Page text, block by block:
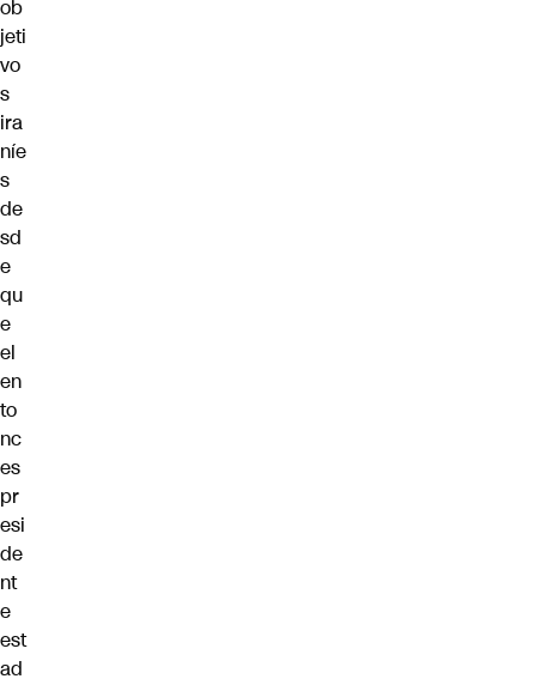
ob
jeti
vo
s
ira
níe
s
de
sd
e
qu
e
el
en
to
nc
es
pr
esi
de
nt
e
est
ad